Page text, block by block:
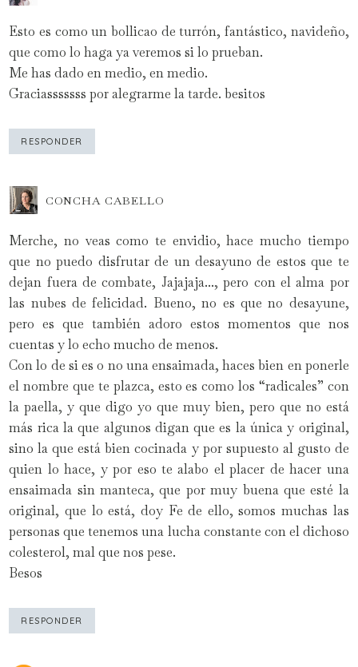
Esto es como un bollicao de turrón, fantástico, navideño,
que como lo haga ya veremos si lo prueban.
Me has dado en medio, en medio.
Graciasssssss por alegrarme la tarde. besitos
RESPONDER
CONCHA CABELLO
Merche, no veas como te envidio, hace mucho tiempo
que no puedo disfrutar de un desayuno de estos que te
dejan fuera de combate, Jajajaja..., pero con el alma por
las nubes de felicidad. Bueno, no es que no desayune,
pero es que también adoro estos momentos que nos
cuentas y lo echo mucho de menos.
Con lo de si es o no una ensaimada, haces bien en ponerle
el nombre que te plazca, esto es como los “radicales” con
la paella, y que digo yo que muy bien, pero que no está
más rica la que algunos digan que es la única y original,
sino la que está bien cocinada y por supuesto al gusto de
quien lo hace, y por eso te alabo el placer de hacer una
ensaimada sin manteca, que por muy buena que esté la
original, que lo está, doy Fe de ello, somos muchas las
personas que tenemos una lucha constante con el dichoso
colesterol, mal que nos pese.
Besos
RESPONDER